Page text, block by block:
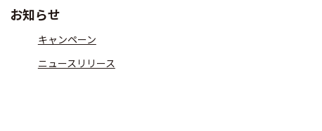
お知らせ
キャンペーン
ニュースリリース